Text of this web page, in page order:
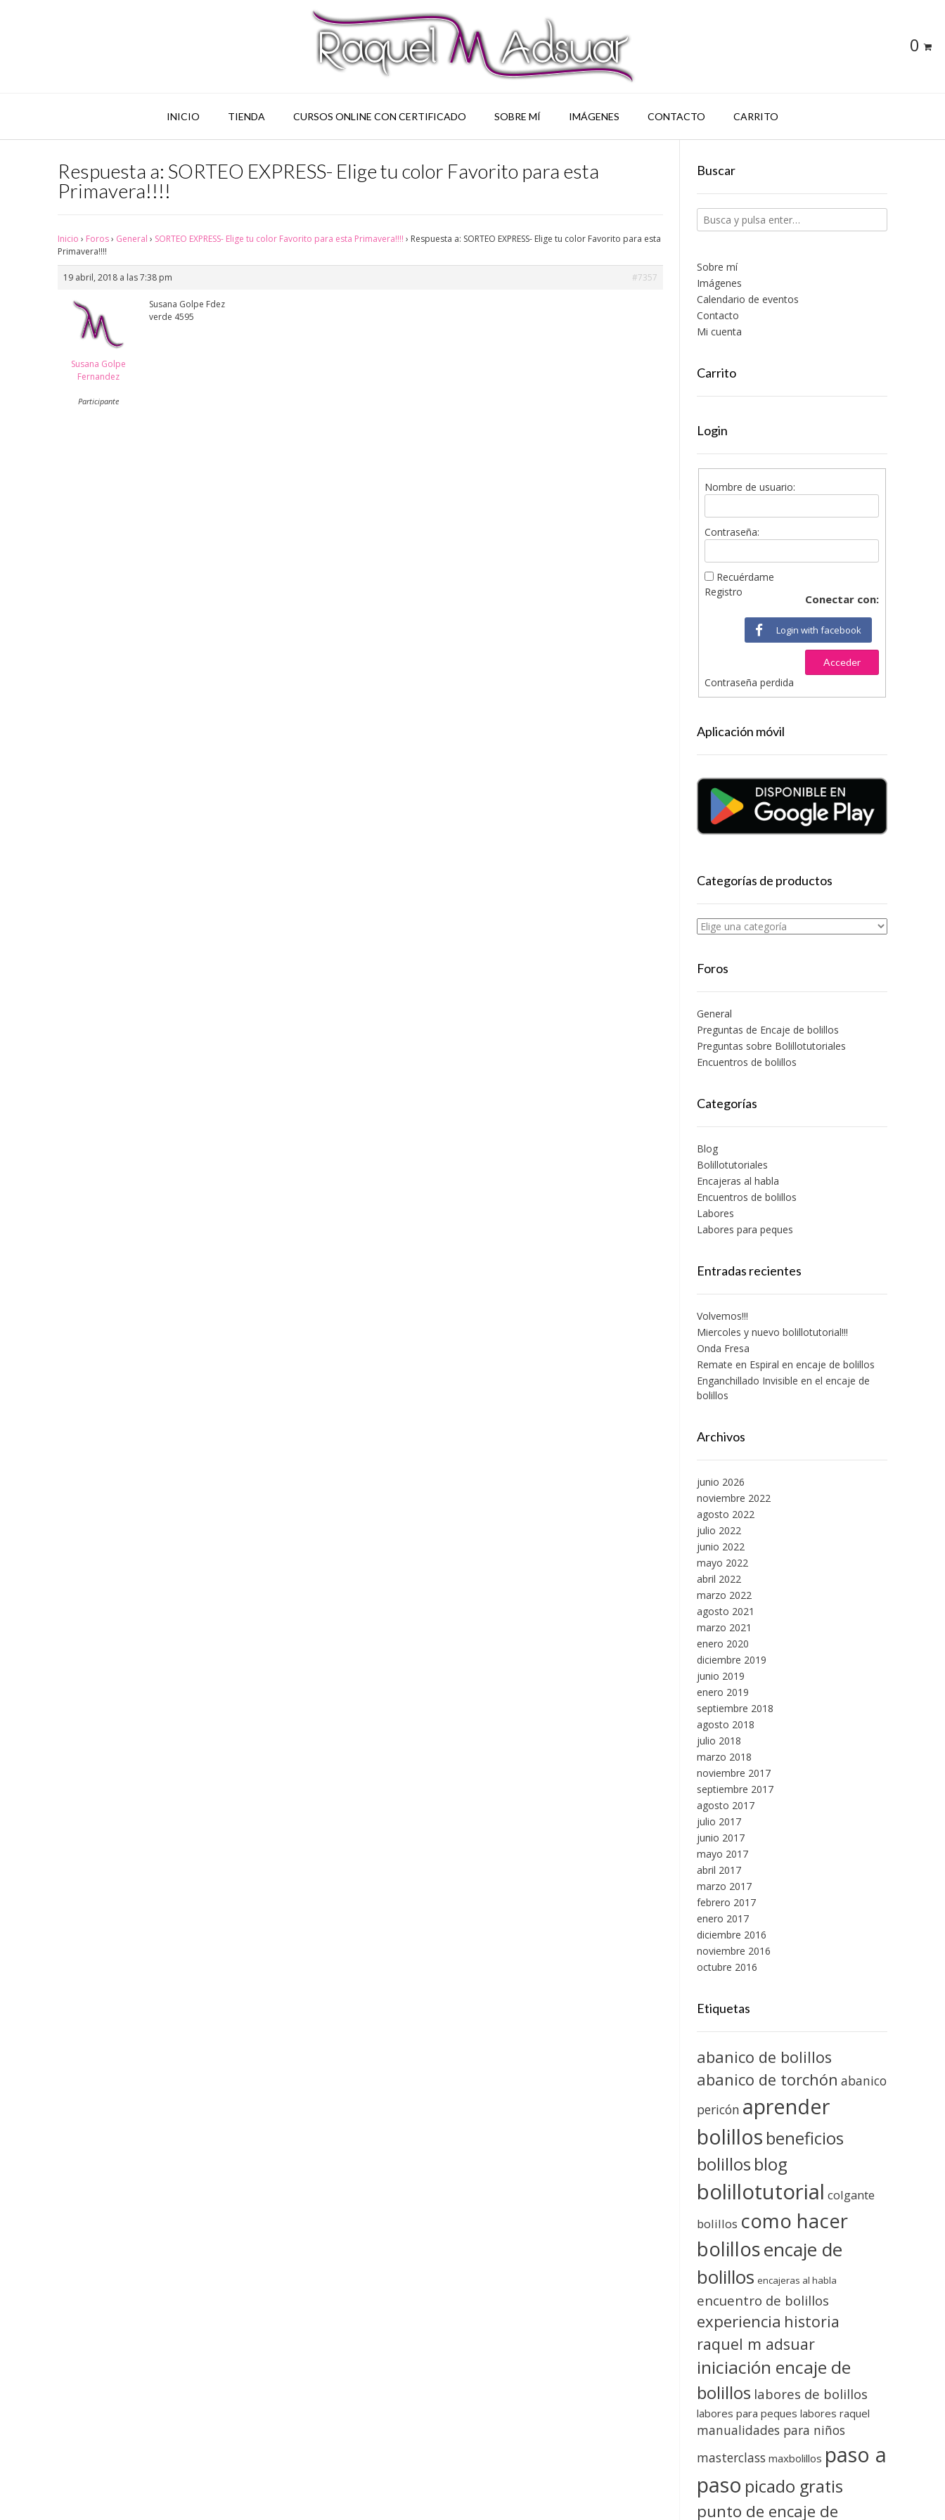
0
INICIO TIENDA CURSOS ONLINE CON CERTIFICADO SOBRE MÍ IMÁGENES CONTACTO CARRITO
Respuesta a: SORTEO EXPRESS- Elige tu color Favorito para esta
Primavera!!!!
Inicio › Foros› General › SORTEO EXPRESS- Elige tu color Favorito para esta Primavera!!!! › Respuesta a: SORTEO EXPRESS- Elige tu color Favorito para esta
Primavera!!!!
19 abril, 2018 a las 7:38 pm #7357
Susana Golpe
Fernandez
Participante
Susana Golpe Fdez
verde 4595
Buscar
Sobre mí
Imágenes
Calendario de eventos
Contacto
Mi cuenta
Carrito
Login
Nombre de usuario:
Contraseña:
Recuérdame
Conectar con:
Login with facebook
Acceder
Registro
Contraseña perdida
Aplicación móvil
Categorías de productos
Foros
General
Preguntas de Encaje de bolillos
Preguntas sobre Bolillotutoriales
Encuentros de bolillos
Categorías
Blog
Bolillotutoriales
Encajeras al habla
Encuentros de bolillos
Labores
Labores para peques
Entradas recientes
Volvemos!!!
Miercoles y nuevo bolillotutorial!!!
Onda Fresa
Remate en Espiral en encaje de bolillos
Enganchillado Invisible en el encaje de
bolillos
Archivos
junio 2026
noviembre 2022
agosto 2022
julio 2022
junio 2022
mayo 2022
abril 2022
marzo 2022
agosto 2021
marzo 2021
enero 2020
diciembre 2019
junio 2019
enero 2019
septiembre 2018
agosto 2018
julio 2018
marzo 2018
noviembre 2017
septiembre 2017
agosto 2017
julio 2017
junio 2017
mayo 2017
abril 2017
marzo 2017
febrero 2017
enero 2017
diciembre 2016
noviembre 2016
octubre 2016
Etiquetas
abanico de bolillos
abanico de torchón abanico
pericón aprender
bolillos beneficios
bolillos blog
bolillotutorial colgante
bolillos como hacer
bolillosencaje de
bolillos encajeras al habla
encuentro de bolillos
experiencia historia
raquel m adsuar
iniciación encaje de
bolillos labores de bolillos
labores para peques labores raquel
manualidades para niños
masterclass maxbolillos paso a
paso picado gratis
punto de encaje de